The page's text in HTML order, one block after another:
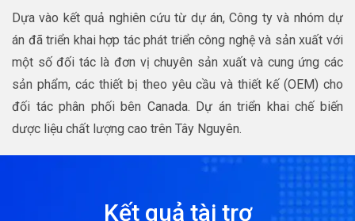
Dựa vào kết quả nghiên cứu từ dự án, Công ty và nhóm dự
án đã triển khai hợp tác phát triển công nghệ và sản xuất với
một số đối tác là đơn vị chuyên sản xuất và cung ứng các
sản phẩm, các thiết bị theo yêu cầu và thiết kế (OEM) cho
đối tác phân phối bên Canada. Dự án triển khai chế biến
dược liệu chất lượng cao trên Tây Nguyên.
Kết quả tài trợ